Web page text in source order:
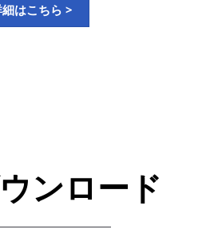
はこちら >
ンロード